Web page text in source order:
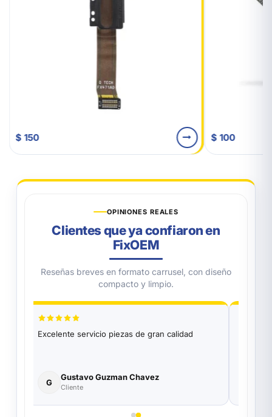
$ 150 $ 100
OPINIONES REALES
Clientes que ya confiaron en
FixOEM
Reseñas breves en formato carrusel, con diseño
compacto y limpio.
Excelente servicio piezas de gran calidad
G
Gustavo Guzman Chavez
Cliente